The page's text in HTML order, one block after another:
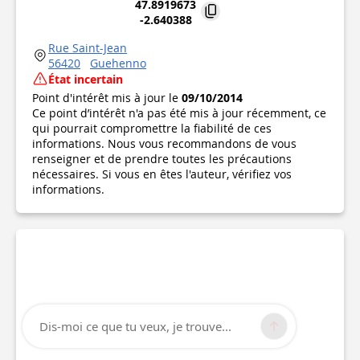
47.8919673
-2.640388
Rue Saint-Jean
56420
Guehenno
État incertain
Point d'intérêt mis à jour le 09/10/2014
Ce point d’intérêt n'a pas été mis à jour récemment, ce
qui pourrait compromettre la fiabilité de ces
informations. Nous vous recommandons de vous
renseigner et de prendre toutes les précautions
nécessaires. Si vous en êtes l'auteur, vérifiez vos
informations.
Dis-moi ce que tu veux, je trouve...